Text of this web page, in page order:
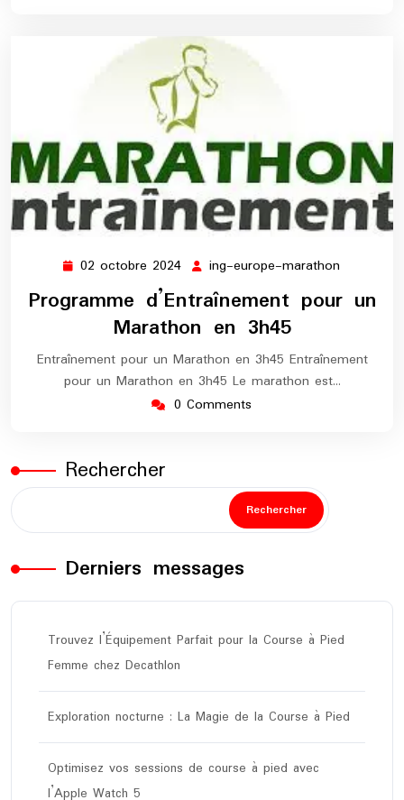
02 octobre 2024 02
octobre
2024
ing-europe-marathon
marathon
Programme d’Entraînement pour un
Marathon en 3h45
Entraînement pour un Marathon en 3h45 Entraînement
pour un Marathon en 3h45 Le marathon est…
0 Comments
Rechercher
Rechercher
Derniers messages
Trouvez l’Équipement Parfait pour la Course à Pied
Femme chez Decathlon
Exploration nocturne : La Magie de la Course à Pied
Optimisez vos sessions de course à pied avec
l’Apple Watch 5